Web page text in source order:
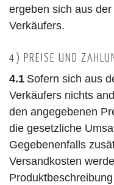
ergeben sich aus
Verkäufers.
4) PREISE UND
4.1 Sofern sich aus
Verkäufers nichts
den angegebenen
die gesetzliche
Gegebenenfalls
Versandkosten